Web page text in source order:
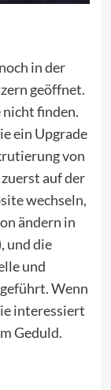
in der
geöffnet.
nicht finden.
ein Upgrade
von
auf der
wechseln,
ändern in
und die
und
Wenn
interessiert
Geduld.